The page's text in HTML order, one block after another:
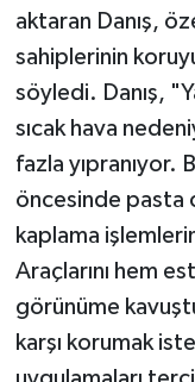
aktaran Danış,
sahiplerinin
söyledi. Danış,
sıcak hava
fazla yıpranıyor.
öncesinde pasta
kaplama
Araçlarını hem
görünüme
karşı korumak